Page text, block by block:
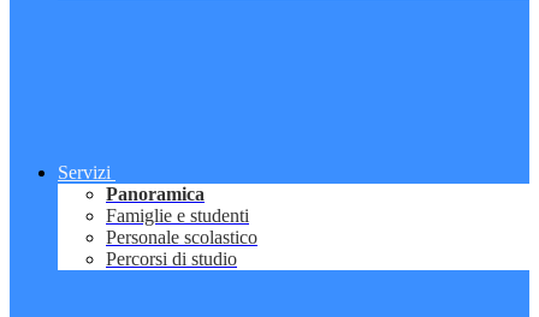
Servizi
Panoramica
Famiglie e studenti
Personale scolastico
Percorsi di studio